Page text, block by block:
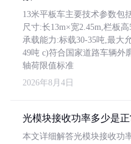
13米平板车主要技术参数包
尺寸:长13m×宽2.45m,栏板高
承载能力:标载30-35吨,最大
49吨 c)符合国家道路车辆外
轴荷限值标准
2026年8月4日
光模块接收功率多少是正
本文详细解答光模块接收功